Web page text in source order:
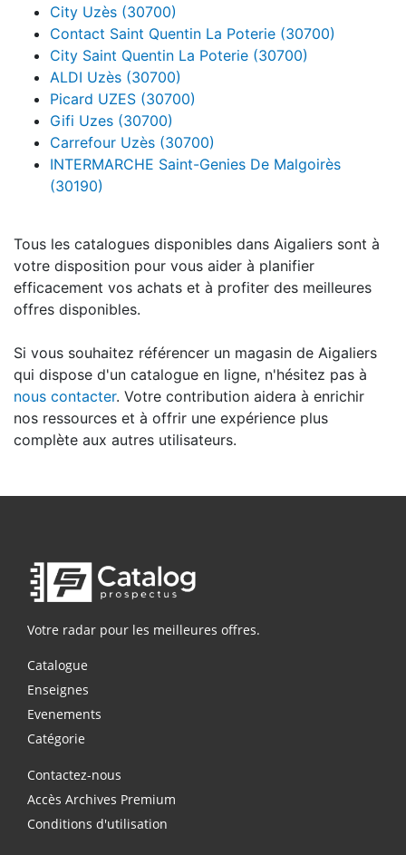
City Uzès (30700)
Contact Saint Quentin La Poterie (30700)
City Saint Quentin La Poterie (30700)
ALDI Uzès (30700)
Picard UZES (30700)
Gifi Uzes (30700)
Carrefour Uzès (30700)
INTERMARCHE Saint-Genies De Malgoirès
(30190)
Tous les catalogues disponibles dans Aigaliers sont à
votre disposition pour vous aider à planifier
efficacement vos achats et à profiter des meilleures
offres disponibles.
Si vous souhaitez référencer un magasin de Aigaliers
qui dispose d'un catalogue en ligne, n'hésitez pas à
nous contacter. Votre contribution aidera à enrichir
nos ressources et à offrir une expérience plus
complète aux autres utilisateurs.
Votre radar pour les meilleures offres.
Catalogue
Enseignes
Evenements
Catégorie
Contactez-nous
Accès Archives Premium
Conditions d'utilisation